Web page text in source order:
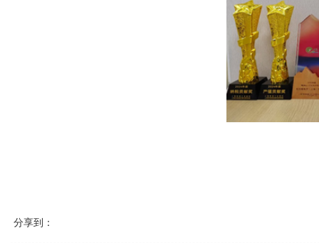
分享到：